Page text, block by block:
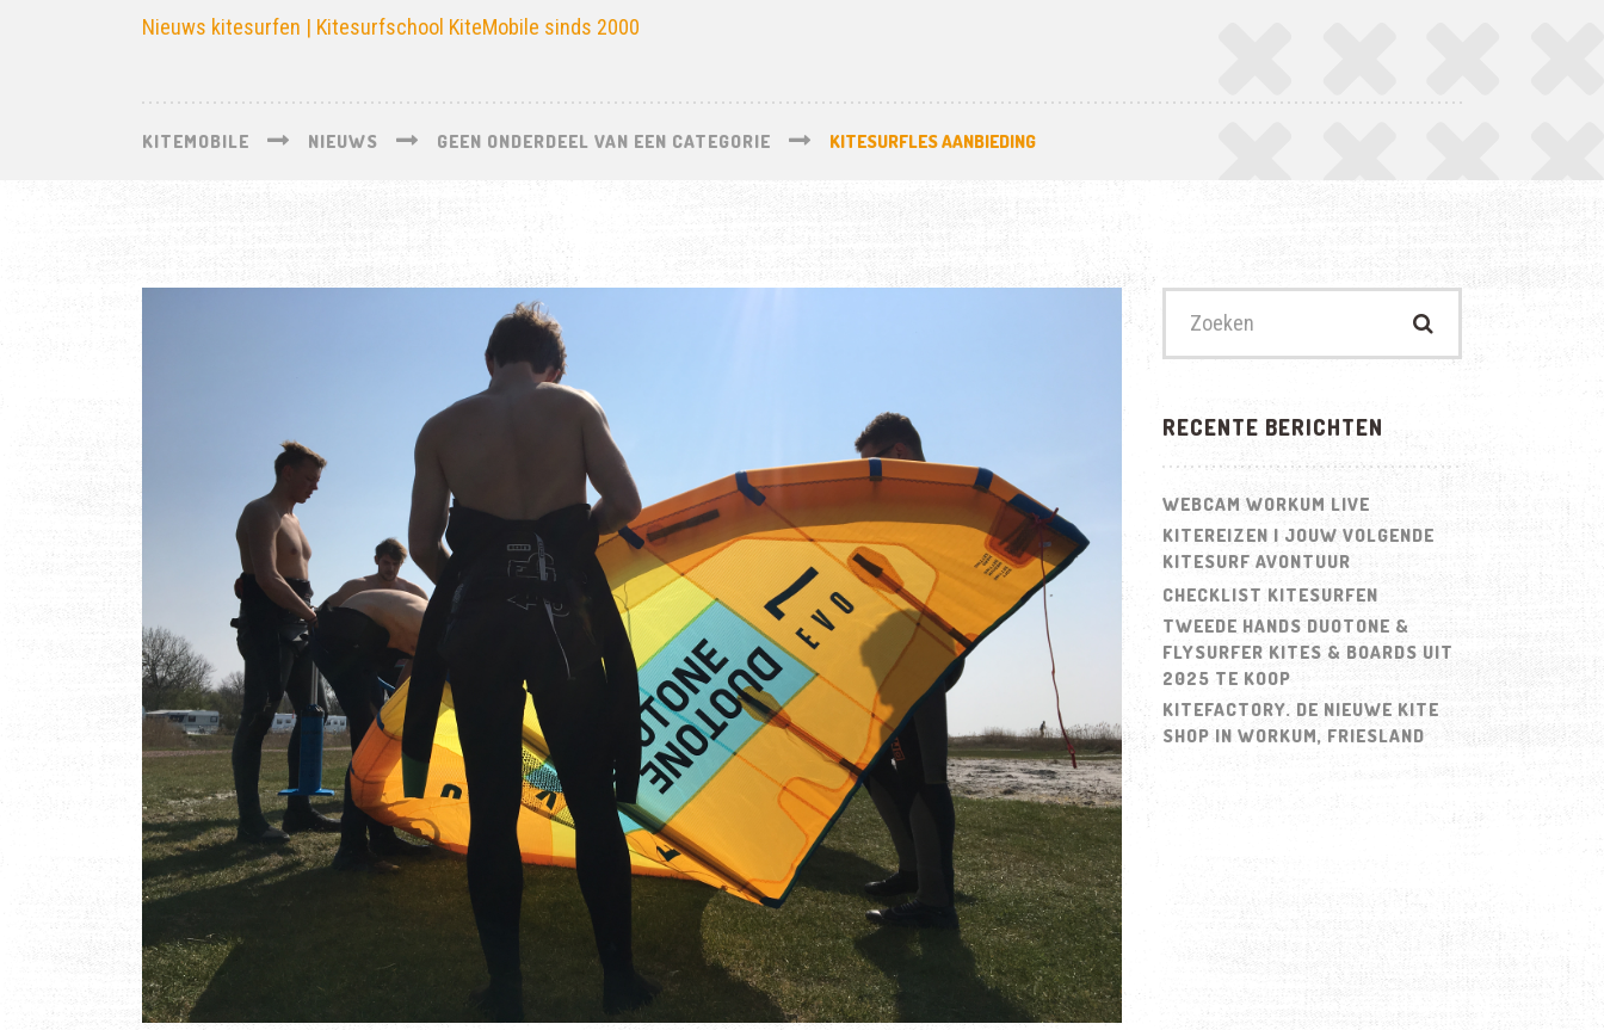
Nieuws kitesurfen | Kitesurfschool KiteMobile sinds 2000
KITEMOBILE NIEUWS GEEN ONDERDEEL VAN EEN CATEGORIE KITESURFLES AANBIEDING
naar:
RECENTE BERICHTEN
WEBCAM WORKUM LIVE
KITEREIZEN | JOUW VOLGENDE
KITESURF AVONTUUR
CHECKLIST KITESURFEN
TWEEDE HANDS DUOTONE &
FLYSURFER KITES & BOARDS UIT
2025 TE KOOP
KITEFACTORY. DE NIEUWE KITE
SHOP IN WORKUM, FRIESLAND